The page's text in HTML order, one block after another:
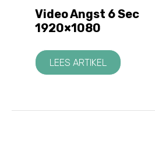
Video Angst 6 Sec
1920×1080
LEES ARTIKEL